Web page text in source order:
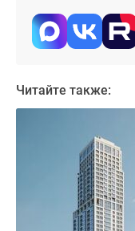
коттеджи
Коттеджные
Новой
Москве
Читайте также: